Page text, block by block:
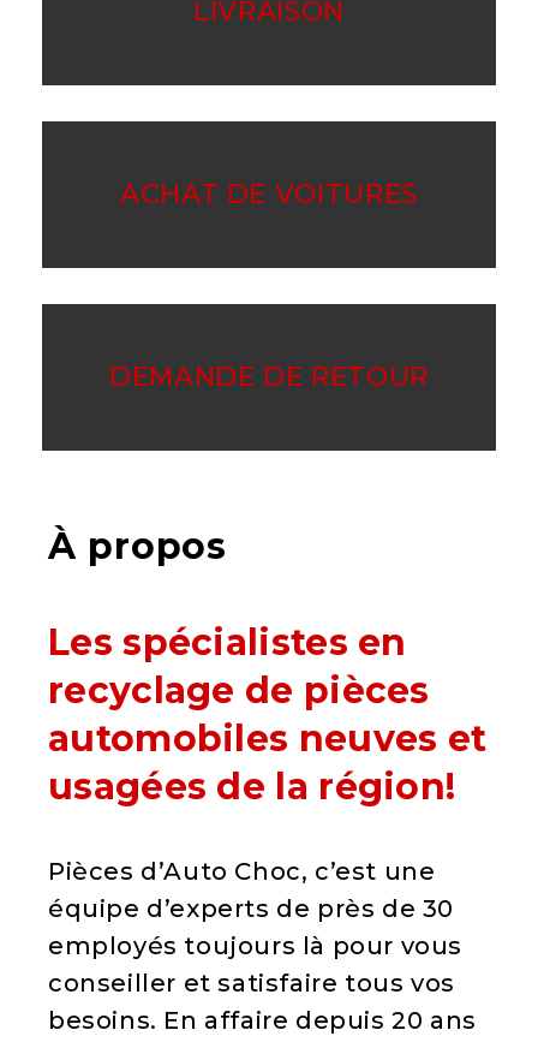
LIVRAISON
ACHAT DE VOITURES
DEMANDE DE RETOUR
À propos
Les spécialistes en
recyclage de pièces
automobiles neuves et
usagées de la région!
Pièces d’Auto Choc, c’est une
équipe d’experts de près de 30
employés toujours là pour vous
conseiller et satisfaire tous vos
besoins. En affaire depuis 20 ans